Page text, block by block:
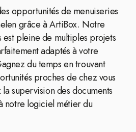
opportunités de menuiseries
grâce à ArtiBox. Notre
est pleine de multiples projets
adaptés à votre
du temps en trouvant
proches de chez vous
supervision des documents
notre logiciel métier du